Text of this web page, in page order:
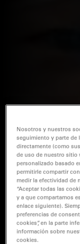
Nosotros y nuestros
seguimiento y parte
directamente (como
de uso de nuestro sitio
personalizado basado
permitirle compartir
medir la efectividad de
“Aceptar todas las
y a que compartamos
enlace siguiente).
preferencias de
cookies”, en la parte
información sobre
cookies.